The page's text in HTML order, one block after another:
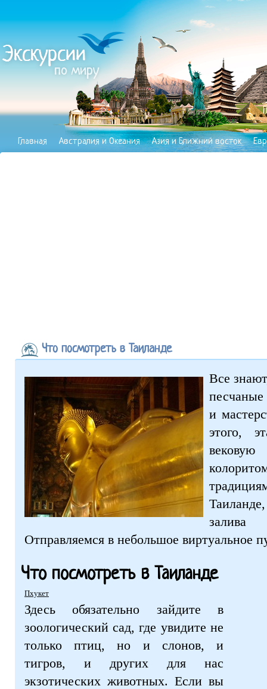
Главная Австралия и Океания Азия и Ближний восток
Что посмотреть в Таиланде
Все
и
этого,
Отправляемся в небольшое виртуальное
Что посмотреть в Таиланде
Пхукет
Здесь обязательно зайдите в
зоологический сад, где увидите не
только птиц, но и слонов, и
тигров, и других для нас
экзотических животных. Если вы